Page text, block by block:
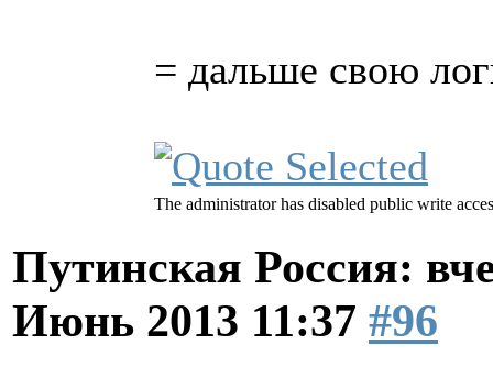
= дальше свою
The administrator has disabled public write
Путинская Россия:
Июнь 2013 11:37 #96